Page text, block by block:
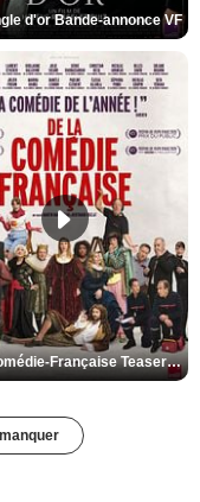
d'or Bande-annonce VF
De la Comédie-Française Teaser VF